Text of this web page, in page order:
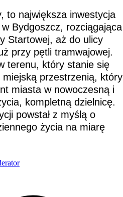
to największa inwestycja
Bydgoszcz, rozciągająca
Startowej, aż do ulicy
przy pętli tramwajowej.
terenu, który stanie się
miejską przestrzenią, który
miasta w nowoczesną i
kompletną dzielnicę.
powstał z myślą o
życia na miarę